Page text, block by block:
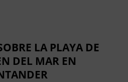
LA PLAYA DE
DEL MAR EN